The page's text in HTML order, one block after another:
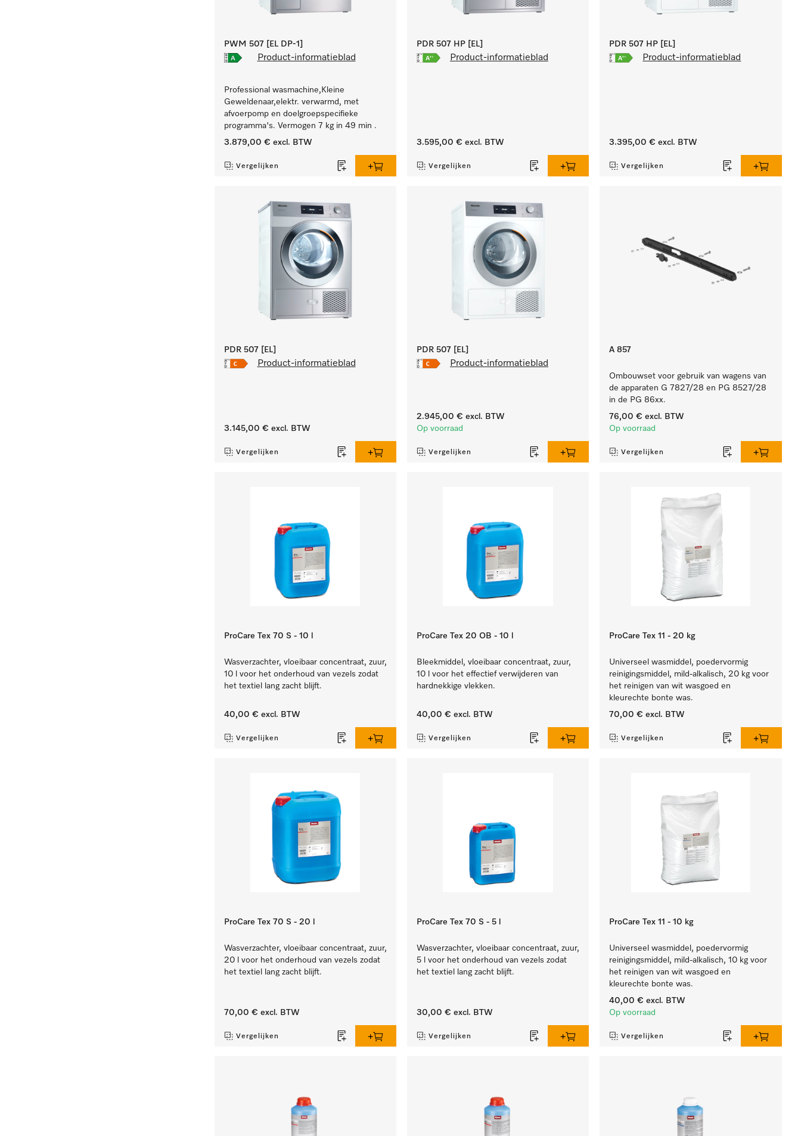
PWM 507 [EL DP-1]
Product-informatieblad
Professional wasmachine,Kleine
Geweldenaar,elektr. verwarmd, met
afvoerpomp en doelgroepspecifieke
programma's. Vermogen 7 kg in 49 min .
3.879,00 € excl. BTW
Vergelijken
PDR 507 HP [EL]
Product-informatieblad
3.595,00 € excl. BTW
Vergelijken
PDR 507 HP [EL]
Product-informatieblad
3.395,00 € excl. BTW
Vergelijken
PDR 507 [EL]
Product-informatieblad
3.145,00 € excl. BTW
Vergelijken
PDR 507 [EL]
Product-informatieblad
2.945,00 € excl. BTW
Op voorraad
Vergelijken
A 857
Ombouwset voor gebruik van wagens van
de apparaten G 7827/28 en PG 8527/28
in de PG 86xx.
76,00 € excl. BTW
Op voorraad
Vergelijken
ProCare Tex 70 S - 10 l
Wasverzachter, vloeibaar concentraat, zuur,
10 l voor het onderhoud van vezels zodat
het textiel lang zacht blijft.
40,00 € excl. BTW
Vergelijken
ProCare Tex 20 OB - 10 l
Bleekmiddel, vloeibaar concentraat, zuur,
10 l voor het effectief verwijderen van
hardnekkige vlekken.
40,00 € excl. BTW
Vergelijken
ProCare Tex 11 - 20 kg
Universeel wasmiddel, poedervormig
reinigingsmiddel, mild-alkalisch, 20 kg voor
het reinigen van wit wasgoed en
kleurechte bonte was.
70,00 € excl. BTW
Vergelijken
ProCare Tex 70 S - 20 l
Wasverzachter, vloeibaar concentraat, zuur,
20 l voor het onderhoud van vezels zodat
het textiel lang zacht blijft.
70,00 € excl. BTW
Vergelijken
ProCare Tex 70 S - 5 l
Wasverzachter, vloeibaar concentraat, zuur,
5 l voor het onderhoud van vezels zodat
het textiel lang zacht blijft.
30,00 € excl. BTW
Vergelijken
ProCare Tex 11 - 10 kg
Universeel wasmiddel, poedervormig
reinigingsmiddel, mild-alkalisch, 10 kg voor
het reinigen van wit wasgoed en
kleurechte bonte was.
40,00 € excl. BTW
Op voorraad
Vergelijken